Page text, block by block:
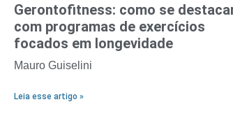
Gerontofitness: como se
com programas de exercícios
focados em longevidade
Mauro Guiselini
Leia esse artigo »